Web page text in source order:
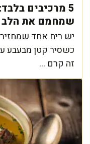
5 מרכיבים
שמחמם את הלב
יש ריח אחד
כשסיר קטן מבעבע
זה קרם ...